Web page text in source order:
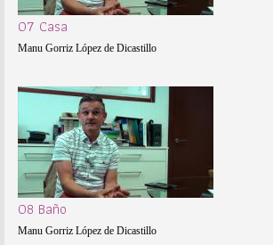
07 Casa
Manu Gorriz López de Dicastillo
08 Baño
Manu Gorriz López de Dicastillo